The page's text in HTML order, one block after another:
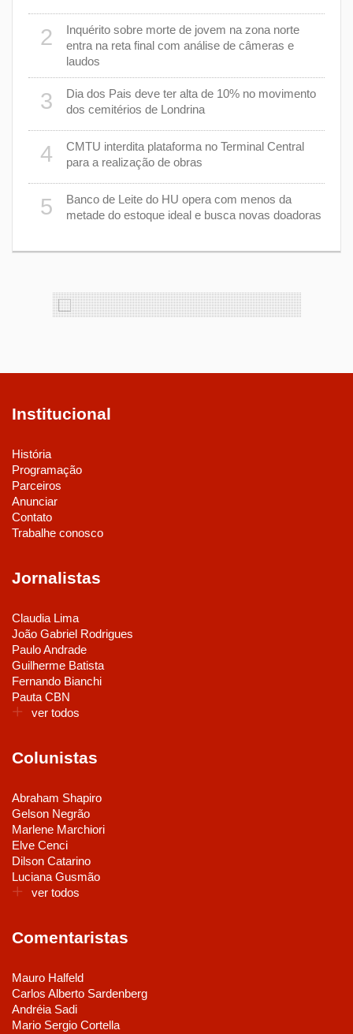
2
Inquérito sobre morte de jovem na zona norte
entra na reta final com análise de câmeras e
laudos
3
Dia dos Pais deve ter alta de 10% no movimento
dos cemitérios de Londrina
4
CMTU interdita plataforma no Terminal Central
para a realização de obras
5
Banco de Leite do HU opera com menos da
metade do estoque ideal e busca novas doadoras
Institucional
História
Programação
Parceiros
Anunciar
Contato
Trabalhe conosco
Jornalistas
Claudia Lima
João Gabriel Rodrigues
Paulo Andrade
Guilherme Batista
Fernando Bianchi
Pauta CBN
ver todos
Colunistas
Abraham Shapiro
Gelson Negrão
Marlene Marchiori
Elve Cenci
Dilson Catarino
Luciana Gusmão
ver todos
Comentaristas
Mauro Halfeld
Carlos Alberto Sardenberg
Andréia Sadi
Mario Sergio Cortella